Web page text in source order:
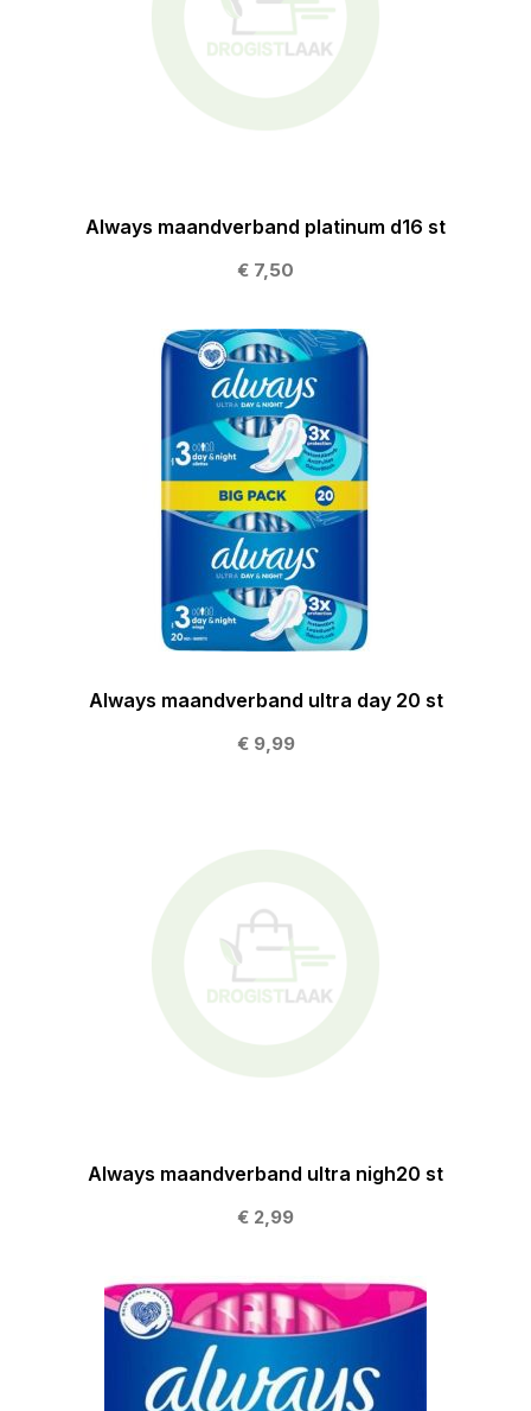
Always maandverband platinum d16 st
€ 7,50
Always maandverband ultra day 20 st
€ 9,99
Always maandverband ultra nigh20 st
€ 2,99